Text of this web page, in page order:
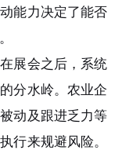
能力决定了能否
展会之后，系统
分水岭。农业企
动及跟进乏力等
行来规避风险。